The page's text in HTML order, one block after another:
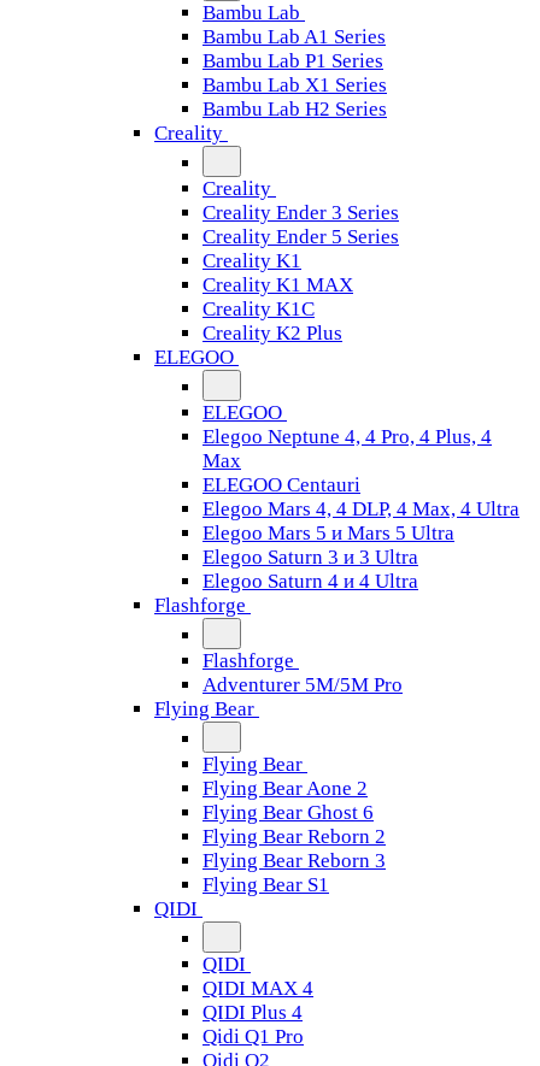
Bambu Lab
Bambu Lab A1 Series
Bambu Lab P1 Series
Bambu Lab X1 Series
Bambu Lab H2 Series
Creality
Creality
Creality Ender 3 Series
Creality Ender 5 Series
Creality K1
Creality K1 MAX
Creality K1C
Creality K2 Plus
ELEGOO
ELEGOO
Elegoo Neptune 4, 4 Pro, 4 Plus, 4
Max
ELEGOO Centauri
Elegoo Mars 4, 4 DLP, 4 Max, 4 Ultra
Elegoo Mars 5 и Mars 5 Ultra
Elegoo Saturn 3 и 3 Ultra
Elegoo Saturn 4 и 4 Ultra
Flashforge
Flashforge
Adventurer 5M/5M Pro
Flying Bear
Flying Bear
Flying Bear Aone 2
Flying Bear Ghost 6
Flying Bear Reborn 2
Flying Bear Reborn 3
Flying Bear S1
QIDI
QIDI
QIDI MAX 4
QIDI Plus 4
Qidi Q1 Pro
Qidi Q2